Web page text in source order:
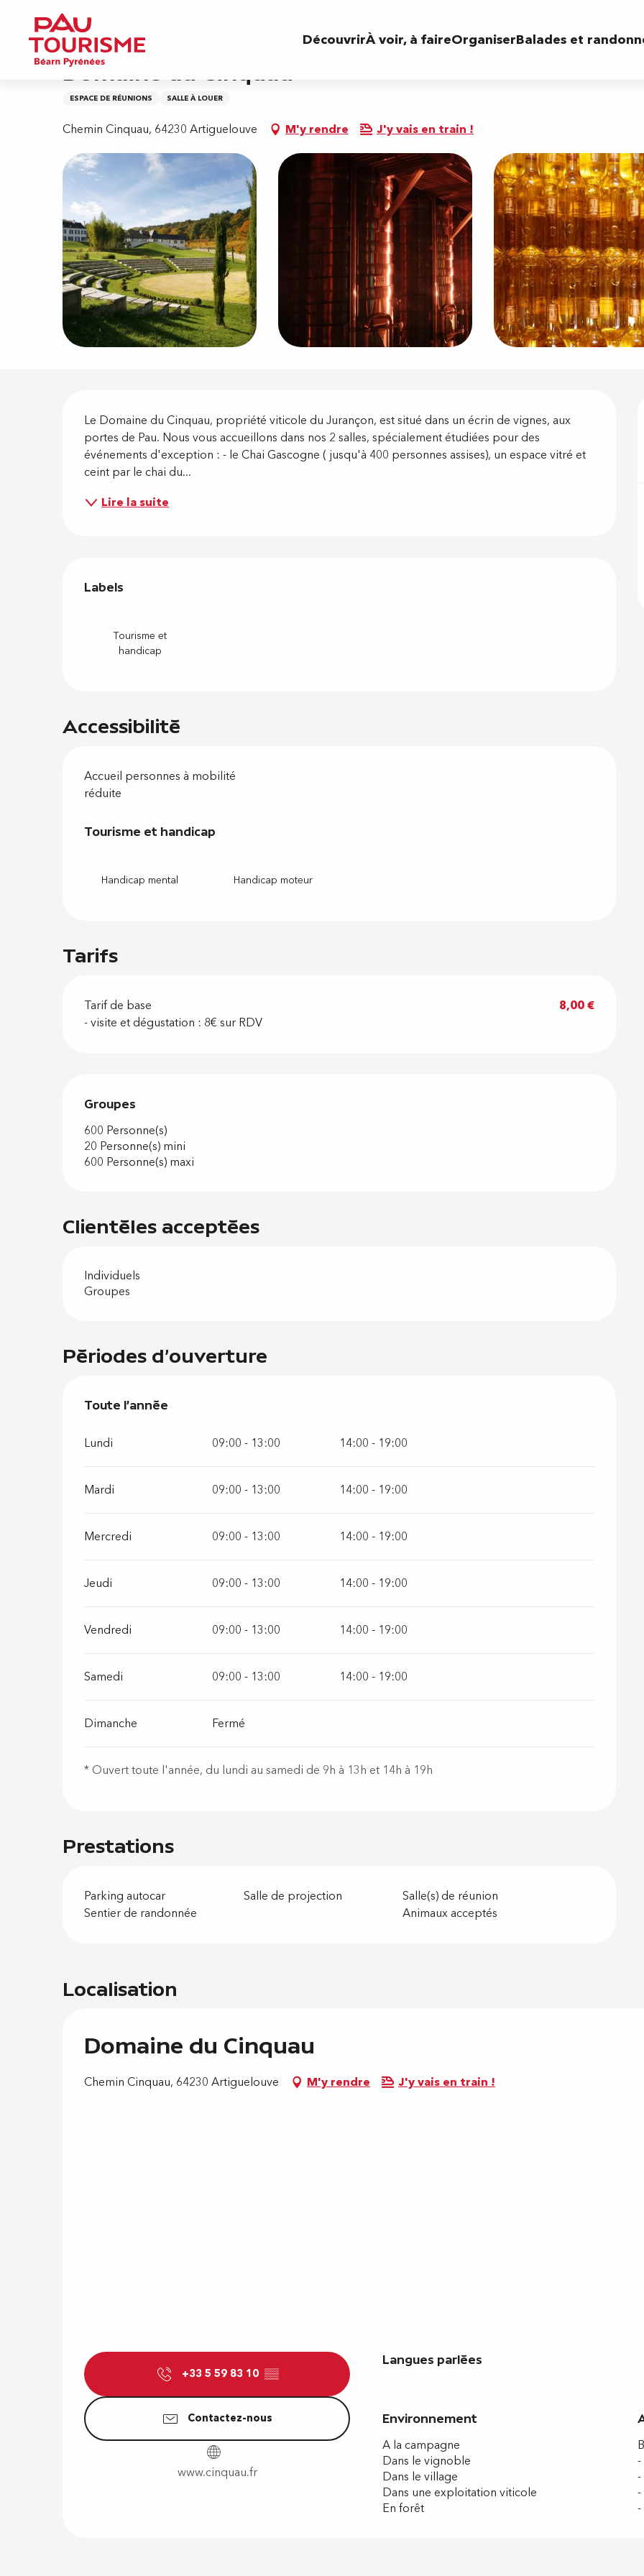
contenu
principal
DécouvrirÀ voir, à faireOrganiserBalades et
Accueil
Domaine du Cinquau
ESPACE DE RÉUNIONS SALLE À LOUER
Chemin Cinquau, 64230 Artiguelouve M'y rendre J'y vais en train !
Description
Le Domaine du Cinquau, propriété viticole du Jurançon, est situé dans un écrin de vignes, aux
portes de Pau. Nous vous accueillons dans nos 2 salles, spécialement étudiées pour des
événements d'exception : - le Chai Gascogne ( jusqu'à 400 personnes assises), un espace vitré et
ceint par le chai du...
Lire la suite
Prestations
Parking autocar Salle de projection
Salle(s) de réunion
Sentier de randonnée
Animaux acceptés
Offres de prestations
Labels
Labels
Tourisme et
handicap
Accessibilité
Accueil personnes à mobilité
réduite
Tourisme et handicap
Tourisme et handicap
Handicap mental Handicap moteur
Tarifs
Tarif de base
8,00 €
- visite et dégustation : 8€ sur RDV
Groupes
Groupes
600 Personne(s)
20 Personne(s) mini
600 Personne(s) maxi
Clientèles acceptées
Individuels
Groupes
Périodes d'ouverture
Toute l'année
Toute l'année
Lundi 09:00 - 13:00 14:00 - 19:00
Mardi 09:00 - 13:00 14:00 - 19:00
Mercredi 09:00 - 13:00 14:00 - 19:00
Jeudi 09:00 - 13:00 14:00 - 19:00
Vendredi 09:00 - 13:00 14:00 - 19:00
Samedi 09:00 - 13:00 14:00 - 19:00
Dimanche Fermé
* Ouvert toute l'année, du lundi au samedi de 9h à 13h et 14h à 19h
Localisation
Domaine du Cinquau
Chemin Cinquau, 64230 Artiguelouve M'y rendre J'y vais en train !
+33 5 59 83 10 ▒▒
Contactez-nous
www.cinquau.fr
Langues parlées
Langues parlées
Environnement
Environnement
A la campagne
Dans le vignoble
Dans le village
Dans une exploitation viticole
En forêt
-
-